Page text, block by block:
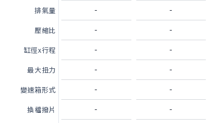
排氣量 - -
壓縮比 - -
缸徑x行程 - -
最大扭力 - -
變速箱形式 - -
換檔撥片 - -